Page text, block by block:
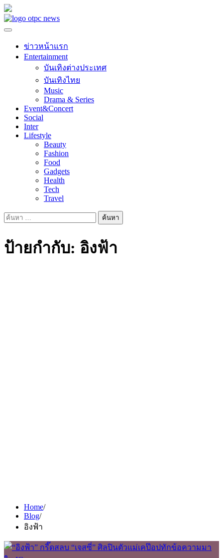
Skip
to
ข่าวหน้าแรก
Entertainment
บันเทิงต่างประเทศ
บันเทิงไทย
Music
Drama & Series
Event&Concert
Social
Inter
Lifestyle
Beauty
Fashion
Food
Gadgets
Health
Tech
Travel
ค้นหา
ป้ายกำกับ: อิงฟ้า
Home
Blog
อิงฟ้า